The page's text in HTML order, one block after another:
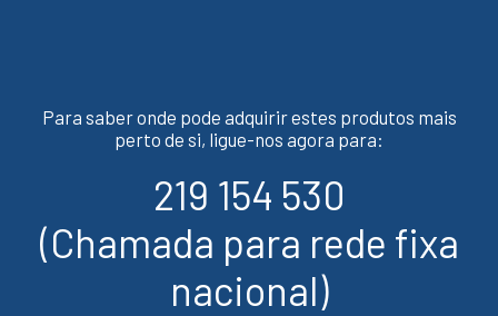
Para saber onde pode adquirir estes produtos mais
perto de si, ligue-nos agora para:
219 154 530
(Chamada para rede fixa
nacional)